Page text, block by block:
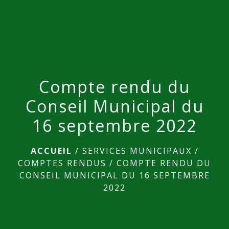
Compte rendu du
Conseil Municipal du
16 septembre 2022
ACCUEIL / SERVICES MUNICIPAUX /
COMPTES RENDUS / COMPTE RENDU DU
CONSEIL MUNICIPAL DU 16 SEPTEMBRE
2022